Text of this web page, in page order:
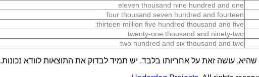
eleven thousand nine hundred and one
four thousand seven hundred and fourteen
thirteen million five hundred thousand and five
twenty-one thousand and ninety-two
two hundred and six thousand and two
עושה זאת על אחריותו בלבד. יש תמיד לבדוק את התוצאות לוודא נכונות.